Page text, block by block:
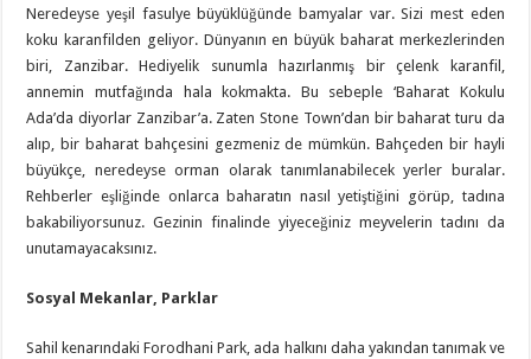
Neredeyse yeşil fasulye büyüklüğünde bamyalar var. Sizi mest eden
koku karanfilden geliyor. Dünyanın en büyük baharat merkezlerinden
biri, Zanzibar. Hediyelik sunumla hazırlanmış bir çelenk karanfil,
annemin mutfağında hala kokmakta. Bu sebeple ‘Baharat Kokulu
Ada’da diyorlar Zanzibar’a. Zaten Stone Town’dan bir baharat turu da
alıp, bir baharat bahçesini gezmeniz de mümkün. Bahçeden bir hayli
büyükçe, neredeyse orman olarak tanımlanabilecek yerler buralar.
Rehberler eşliğinde onlarca baharatın nasıl yetiştiğini görüp, tadına
bakabiliyorsunuz. Gezinin finalinde yiyeceğiniz meyvelerin tadını da
unutamayacaksınız.
Sosyal Mekanlar, Parklar
Sahil kenarındaki Forodhani Park, ada halkını daha yakından tanımak ve